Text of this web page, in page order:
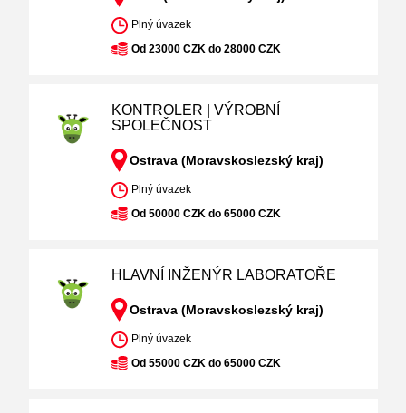
Plný úvazek
Od 23000 CZK do 28000 CZK
KONTROLER | VÝROBNÍ
SPOLEČNOST
Ostrava (Moravskoslezský kraj)
Plný úvazek
Od 50000 CZK do 65000 CZK
HLAVNÍ INŽENÝR LABORATOŘE
Ostrava (Moravskoslezský kraj)
Plný úvazek
Od 55000 CZK do 65000 CZK